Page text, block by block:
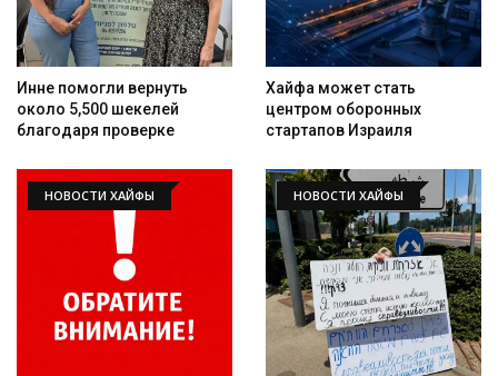
Инне помогли вернуть
около 5,500 шекелей
благодаря проверке
Хайфа может стать
центром оборонных
стартапов Израиля
НОВОСТИ ХАЙФЫ НОВОСТИ ХАЙФЫ